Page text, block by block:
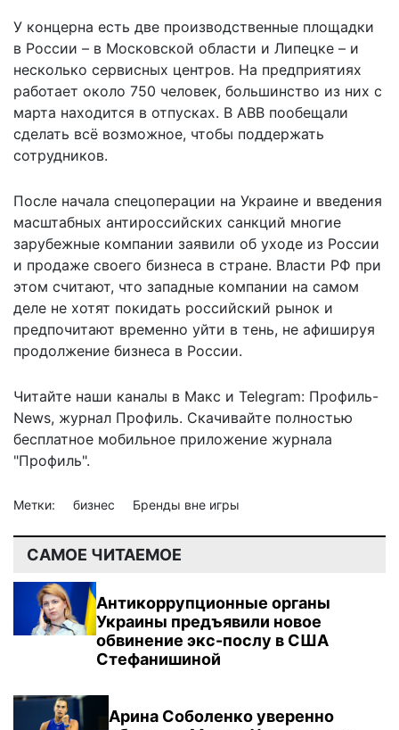
У концерна есть две производственные площадки
в России – в Московской области и Липецке – и
несколько сервисных центров. На предприятиях
работает около 750 человек, большинство из них с
марта находится в отпусках. В ABB пообещали
сделать всё возможное, чтобы поддержать
сотрудников.
После начала спецоперации на Украине и введения
масштабных антироссийских санкций многие
зарубежные компании заявили об уходе из России
и продаже своего бизнеса в стране. Власти РФ при
этом считают, что западные компании на самом
деле не хотят покидать российский рынок и
предпочитают временно уйти в тень, не афишируя
продолжение бизнеса в России.
Читайте наши каналы в Макс и Telegram: Профиль-
News, журнал Профиль. Скачивайте полностью
бесплатное мобильное приложение журнала
"Профиль".
Метки: бизнес Бренды вне игры
САМОЕ ЧИТАЕМОЕ
Антикоррупционные органы
Украины предъявили новое
обвинение экс-послу в США
Стефанишиной
Арина Соболенко уверенно